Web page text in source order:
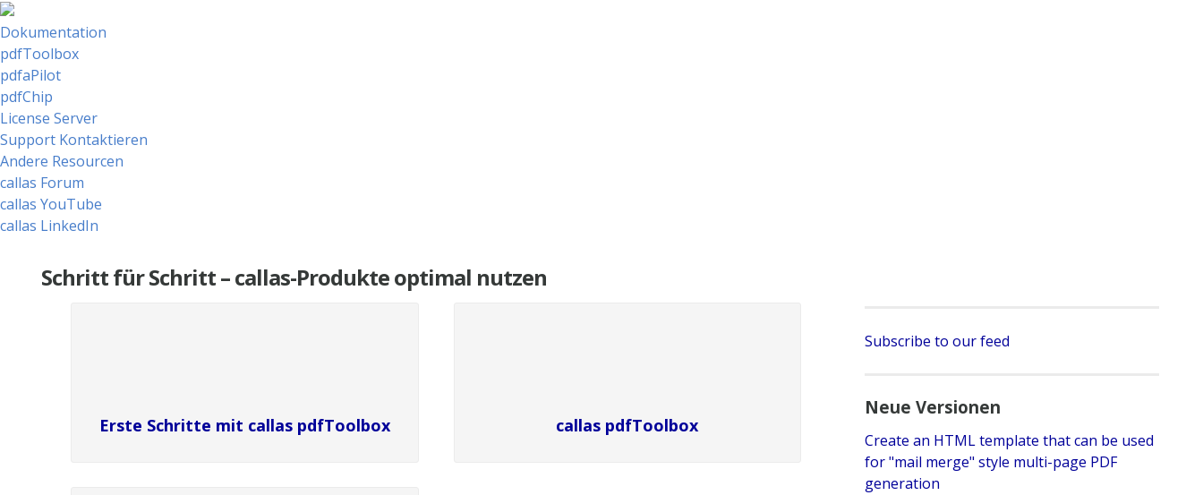
Dokumentation
pdfToolbox
pdfaPilot
pdfChip
License Server
Support Kontaktieren
Andere Resourcen
callas Forum
callas YouTube
callas LinkedIn
Schritt für Schritt – callas-Produkte optimal nutzen
Erste Schritte mit callas pdfToolbox callas pdfToolbox
Subscribe to our feed
Neue Versionen
Create an HTML template that can be used
for "mail merge" style multi-page PDF
generation